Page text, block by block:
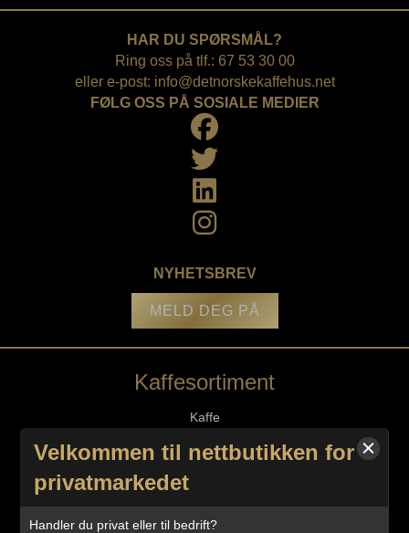
HAR DU SPØRSMÅL?
Ring oss på tlf.: 67 53 30 00
eller e-post: info@detnorskekaffehus.net
FØLG OSS PÅ SOSIALE MEDIER
NYHETSBREV
MELD DEG PÅ
Kaffesortiment
Kaffe
Espresso
Blends
Velkommen til nettbutikken for
privatmarkedet
Handler du privat eller til bedrift?